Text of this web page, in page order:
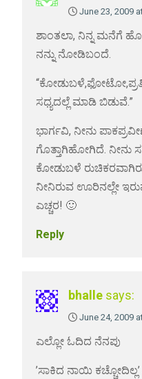
June 23, 2009
ಶಾಂತಲಾ, ನಿನ್ನ ಮನೆಗೆ
ನನ್ನು ನೋಡಿಬಂದೆ.
ಸಧ್ಯದಲ್ಲೆ ಮಾಡಿ ಬಿಡುವೆ.”
ಭಾರ್ಗವಿ, ನೀನು
ಗೊತ್ತಾಗಿಹೋಗಿದೆ. ನೀನು
ಕೋಡುಬಳೆ
ನೀನಿರುವ ಊರಿನಲ್ಲೇ
ಎಚ್ಚರ! 🙂
Reply
bhalle says:
June 24, 2009
ಎಲ್ಲೋ ಓದಿದ ನೆನಪು
’ಸಾಕಿದ ನಾಯಿ